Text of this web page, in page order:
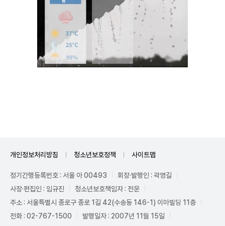
개인정보처리방침 청소년보호정책 사이트맵
정기간행등록번호 : 서울 아 00493
회장·발행인 : 곽영길
사장·편집인 : 임규진
청소년보호책임자 : 전운
주소 : 서울특별시 종로구 종로 1길 42(수송동 146-1) 이마빌딩 11층
전화 : 02-767-1500
발행일자 : 2007년 11월 15일